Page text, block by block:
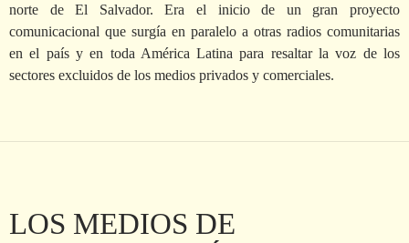
norte de El Salvador. Era el inicio de un gran proyecto
comunicacional que surgía en paralelo a otras radios comunitarias
en el país y en toda América Latina para resaltar la voz de los
sectores excluidos de los medios privados y comerciales.
LOS MEDIOS DE